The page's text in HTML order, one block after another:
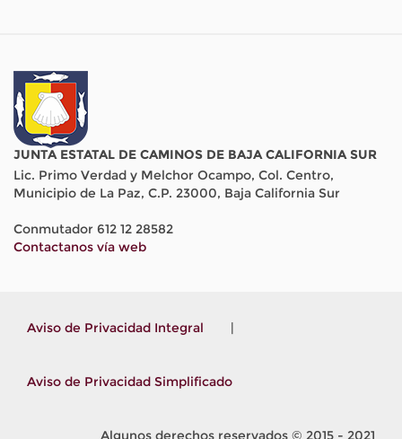
JUNTA ESTATAL DE CAMINOS DE BAJA CALIFORNIA SUR
Lic. Primo Verdad y Melchor Ocampo, Col. Centro,
Municipio de La Paz, C.P. 23000, Baja California Sur
Conmutador 612 12 28582
Contactanos vía web
Aviso de Privacidad Integral |
Aviso de Privacidad Simplificado
Algunos derechos reservados © 2015 - 2021